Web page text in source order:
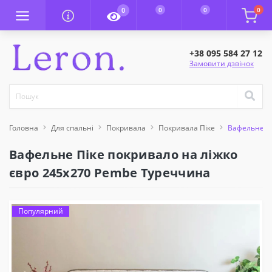
0 0 0 0
+38 095 584 27 12
Замовити дзвінок
Головна Для спальні Покривала Покривала Піке Вафельне
Вафельне Піке покривало на ліжко
євро 245x270 Pembe Туреччина
Популярний